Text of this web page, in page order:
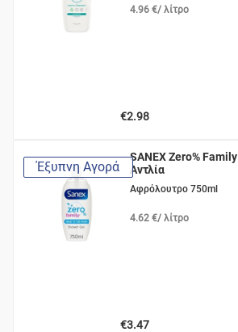
4.96 €/ λίτρο
€2.98
Έξυπνη Αγορά
SANEX Zero% Family
Αντλία
Αφρόλουτρο 750ml
4.62 €/ λίτρο
€3.47